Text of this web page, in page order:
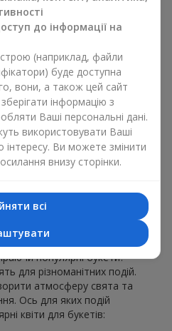
а їх склад можна
захід.
Півонії, тюльпани,
що залишаються
Вони не тільки мають
букети відображають
природної краси.
часто змінюються залежно від
букети завжди
мають найбільший попит.
у своєму виборі,
часом популярних квітів.
в м. Ізмаїл
букети
популярні букети?
для різноманітних подій.
атмосферу свята та
Ось для яких подій
квіти для букетів:
до інформації на
(наприклад, файли
буде доступна
вони, а також цей сайт
інформацію з
Ваші персональні дані.
використовувати Ваші
інтересу. Ви можете змінити
внизу сторінки.
всі